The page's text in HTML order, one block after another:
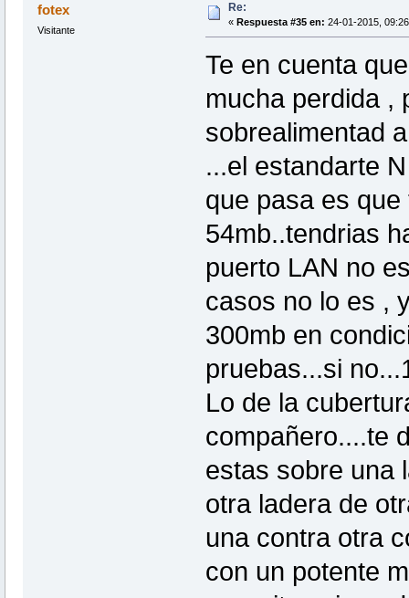
fotex
Visitante
Re:
« Respuesta #35 en: 24-01-2015,
Te en cuenta
mucha perdida ,
sobrealimentad
...el estandarte
que pasa es
54mb..tendrias
puerto LAN no
casos no lo es ,
300mb en
pruebas...si
Lo de la
compañero....te
estas sobre una
otra ladera de
una contra otra
con un potente